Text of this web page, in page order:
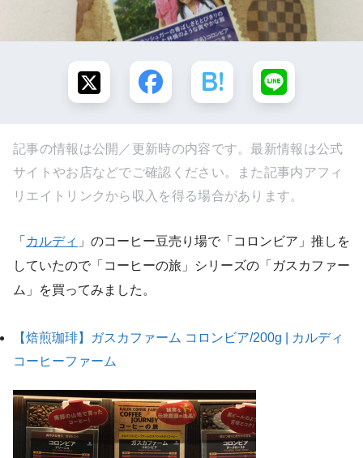
記事の情報は公開／更新時の内容です。最新情報は公式
サイトやお店などでご確認ください。また記事内アフィ
リエイトリンクから収入を得る場合があります。
「 カルディ 」のコーヒー豆売り場で「コロンビア」推しを
していたので「コーヒーの旅」シリーズの「ガスカファー
ム」を買ってみました。
【焙煎珈琲】ガスカファーム コロンビア/200g | カルディ
コーヒーファーム